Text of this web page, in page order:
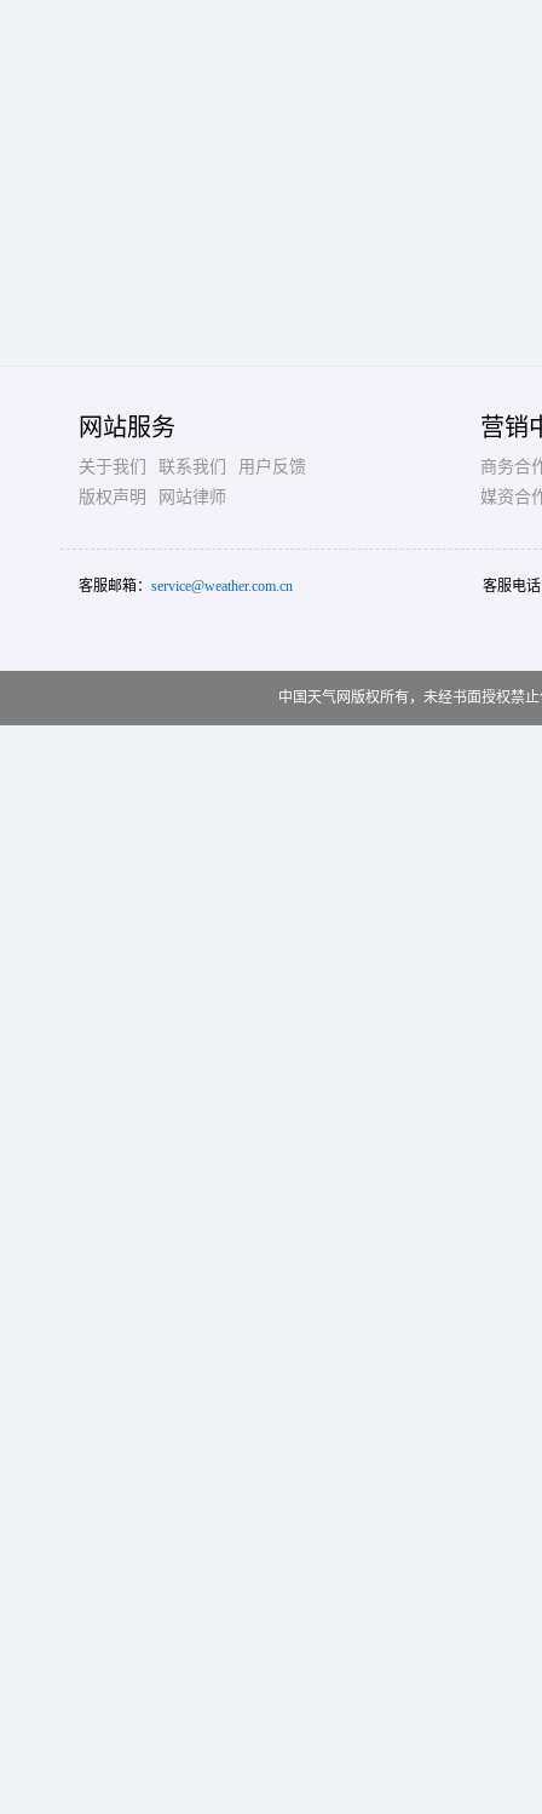
网站服务
关于我们 联系我们
用户反馈
版权声明
网站律师
营销
商务合
媒资合
客服邮箱： service@weather.com.cn 客服电
中国天气网版权所有，未经书面授权